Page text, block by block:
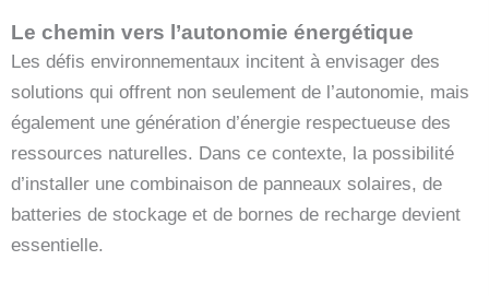
Le chemin vers l’autonomie énergétique
Les défis environnementaux incitent à envisager des
solutions qui offrent non seulement de l’autonomie, mais
également une génération d’énergie respectueuse des
ressources naturelles. Dans ce contexte, la possibilité
d’installer une combinaison de panneaux solaires, de
batteries de stockage et de bornes de recharge devient
essentielle.